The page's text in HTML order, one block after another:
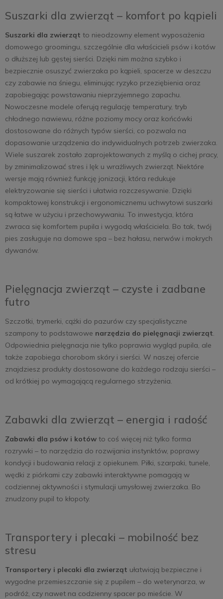
Suszarki dla zwierząt – komfort po kąpieli
Suszarki dla zwierząt to nieodzowny element wyposażenia
domowego groomingu, szczególnie dla właścicieli psów i kotów
o dłuższej lub gęstej sierści. Dzięki nim można szybko i
bezpiecznie osuszyć zwierzaka po kąpieli, spacerze w deszczu
czy zabawie na śniegu, eliminując ryzyko przeziębienia oraz
zapobiegając powstawaniu nieprzyjemnego zapachu.
Nowoczesne modele oferują regulację temperatury, tryb
chłodnego nawiewu, różne poziomy mocy oraz końcówki
dostosowane do różnych typów sierści, co pozwala na
dopasowanie urządzenia do indywidualnych potrzeb zwierzaka.
Wiele suszarek zostało zaprojektowanych z myślą o cichej pracy,
by zminimalizować stres i lęk u wrażliwych zwierząt. Niektóre
wersje mają również funkcję jonizacji, która redukuje
elektryzowanie się sierści i ułatwia rozczesywanie. Dzięki
kompaktowej konstrukcji i ergonomicznemu uchwytowi suszarki
są łatwe w użyciu i przechowywaniu. To inwestycja, która
zwraca się komfortem pupila i wygodą właściciela. Bo tak, twój
pies zasługuje na domowe spa – bez hałasu, nerwów i mokrych
dywanów.
Pielęgnacja zwierząt – czyste i zadbane
futro
Szczotki, trymerki, cążki do pazurów czy specjalistyczne
szampony to podstawowe narzędzia do pielęgnacji zwierząt.
Odpowiednia pielęgnacja nie tylko poprawia wygląd pupila, ale
także zapobiega chorobom skóry i sierści. W naszej ofercie
znajdziesz produkty dostosowane do każdego rodzaju sierści –
od krótkiej po wymagającą regularnego strzyżenia.
Zabawki dla zwierząt – energia i radość
Zabawki dla psów i kotówto coś więcej niż tylko forma
rozrywki – to narzędzia do rozwijania instynktów, poprawy
kondycji i budowania relacji z opiekunem. Piłki, szarpaki, tunele,
wędki z piórkami czy zabawki interaktywne pomagają w
codziennej aktywności i stymulacji umysłowej zwierzaka. Bo
znudzony pupil to kłopoty.
Transportery i plecaki – mobilność bez
stresu
Transportery i plecaki dla zwierząt ułatwiają bezpieczne i
wygodne przemieszczanie się z pupilem – do weterynarza, w
podróż, czy nawet na codzienny spacer po mieście. W